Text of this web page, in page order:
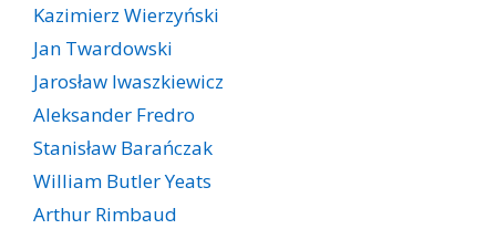
Kazimierz Wierzyński
Jan Twardowski
Jarosław Iwaszkiewicz
Aleksander Fredro
Stanisław Barańczak
William Butler Yeats
Arthur Rimbaud